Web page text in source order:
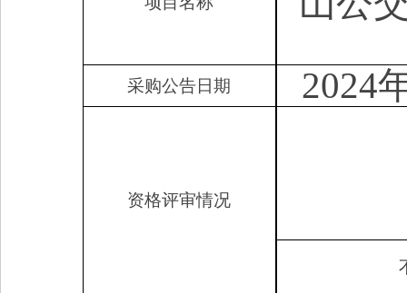
采购公告日期 2024
资格评审情况